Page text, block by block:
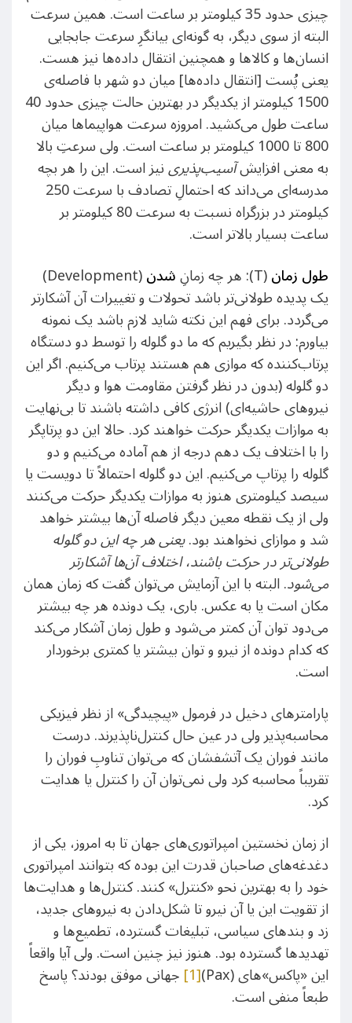
چیزی حدود 35 کیلومتر بر ساعت است. همین سرعت
البته از سوی دیگر، به گونه‌ای بیانگرِ سرعت جابجایی
انسان‌ها و کالاها و همچنین انتقال داده‌ها نیز هست.
یعنی پُست [انتقال داده‌ها] میان دو شهر با فاصله‌ی
1500 کیلومتر از یکدیگر در بهترین حالت چیزی حدود 40
ساعت طول می‌کشید. امروزه سرعت هواپیماها میان
800 تا 1000 کیلومتر بر ساعت است. ولی سرعتِ بالا
به معنی افزایشآسیب‌پذیرینیز است. این را هر بچه
مدرسه‌ای می‌داند که احتمالِ تصادف با سرعت 250
کیلومتر در بزرگراه نسبت به سرعت 80 کیلومتر بر
ساعت بسیار بالاتر است.
طول زمان(T): هر چه زمانِ شدن (Development)
یک پدیده طولانی‌تر باشد تحولات و تغییرات آن آشکارتر
می‌گردد. برای فهم این نکته شاید لازم باشد یک نمونه
بیاورم: در نظر بگیریم که ما دو گلوله را توسط دو دستگاه
پرتاب‌کننده که موازی هم هستند پرتاب می‌کنیم. اگر این
دو گلوله (بدون در نظر گرفتن مقاومت هوا و دیگر
نیروهای حاشیه‌ای) انرژی کافی داشته باشند تا بی‌نهایت
به موازات یکدیگر حرکت خواهند کرد. حالا این دو پرتاپگر
را با اختلاف یک دهم درجه از هم آماده می‌کنیم و دو
گلوله را پرتاپ می‌کنیم. این دو گلوله احتمالاً تا دویست یا
سیصد کیلومتری هنوز به موازات یکدیگر حرکت می‌کنند
ولی از یک نقطه معین دیگر فاصله آن‌ها بیشتر خواهد
شد و موازای نخواهند بود.یعنی هر چه این دو گلوله
طولانی‌تر در حرکت باشند، اختلاف آن‌ها آشکارتر
می‌شود. البته با این آزمایش می‌توان گفت که زمان همان
مکان است یا به عکس. باری، یک دونده هر چه بیشتر
می‌دود توان آن کمتر می‌شود و طول زمان آشکار می‌کند
که کدام دونده از نیرو و توان بیشتر یا کمتری برخوردار
است.
پارامتر‌های دخیل در فرمول «پیچیدگی» از نظر فیزیکی
محاسبه‌پذیر ولی در عین حال کنترل‌ناپذیرند. درست
مانند فوران یک آتشفشان که می‌توان تناوبِ فوران را
تقریباً محاسبه کرد ولی نمی‌توان آن را کنترل یا هدایت
کرد.
از زمان نخستین امپراتوری‌های جهان تا به امروز، یکی از
دغدغه‌های صاحبان قدرت این بوده که بتوانند امپراتوری
خود را به بهترین نحو «کنترل» کنند. کنترل‌ها و هدایت‌ها
از تقویت این یا آن نیرو تا شکل‌دادن به نیروهای جدید،
زد و بند‌های سیاسی، تبلیغات گسترده، تطمیع‌ها و
تهدیدها گسترده بود. هنوز نیز چنین است. ولی آیا واقعاً
این «پاکس»‌های (Pax) [1] جهانی موفق بودند؟ پاسخ
طبعاً منفی است.